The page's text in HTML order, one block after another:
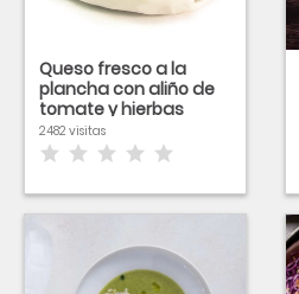
Queso fresco a la
plancha con aliño de
tomate y hierbas
aromáticas
2482 visitas